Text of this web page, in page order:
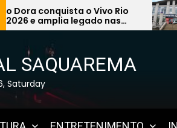
Prefeitura de
Concurso Público
de 1,2 mil vagas na
SAQUAREMA
Saturday